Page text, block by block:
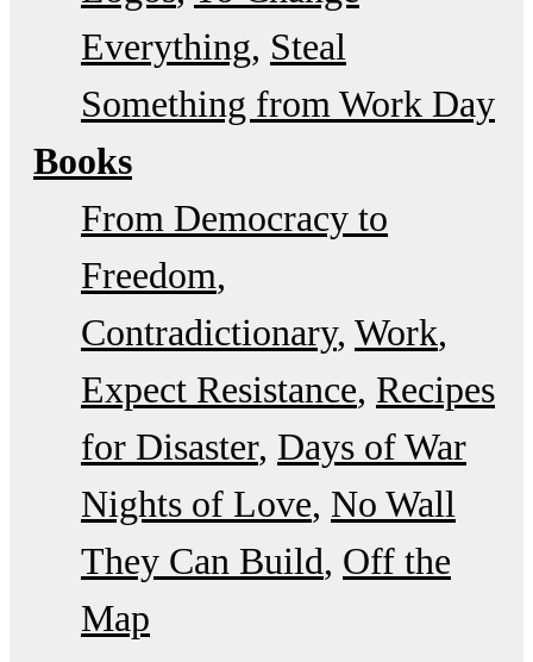
Everything Steal
Something from Work Day
Books
From Democracy to
Freedom
Contradictionary Work
Expect Resistance Recipes
for Disaster Days of War
Nights of Love No Wall
They Can Build Off the
Map